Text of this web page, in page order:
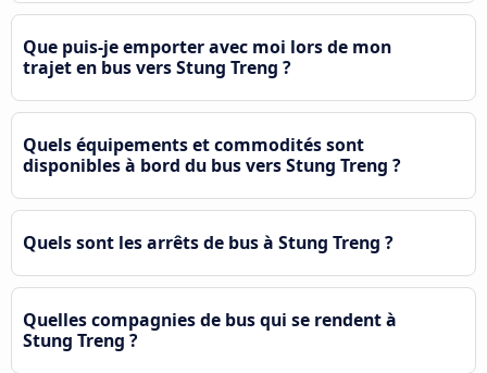
Que puis-je emporter avec moi lors de mon
trajet en bus vers Stung Treng ?
Quels équipements et commodités sont
disponibles à bord du bus vers Stung Treng ?
Quels sont les arrêts de bus à Stung Treng ?
Quelles compagnies de bus qui se rendent à
Stung Treng ?